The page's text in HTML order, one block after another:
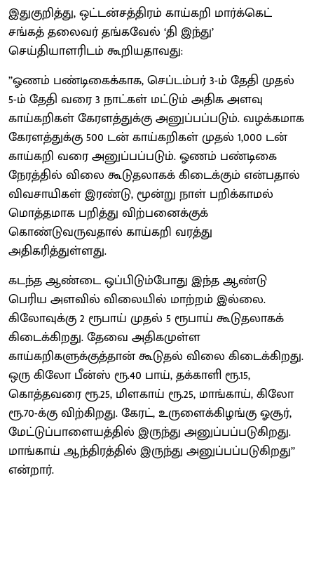
இதுகுறித்து, ஒட்டன்சத்திரம் காய்கறி மார்க்கெட்
சங்கத் தலைவர் தங்கவேல் ‘தி இந்து’
செய்தியாளரிடம் கூறியதாவது:
’’ஓணம் பண்டிகைக்காக, செப்டம்பர் 3-ம் தேதி முதல்
5-ம் தேதி வரை 3 நாட்கள் மட்டும் அதிக அளவு
காய்கறிகள் கேரளத்துக்கு அனுப்பப்படும். வழக்கமாக
கேரளத்துக்கு 500 டன் காய்கறிகள் முதல் 1,000 டன்
காய்கறி வரை அனுப்பப்படும். ஓணம் பண்டிகை
நேரத்தில் விலை கூடுதலாகக் கிடைக்கும் என்பதால்
விவசாயிகள் இரண்டு, மூன்று நாள் பறிக்காமல்
மொத்தமாக பறித்து விற்பனைக்குக்
கொண்டுவருவதால் காய்கறி வரத்து
அதிகரித்துள்ளது.
கடந்த ஆண்டை ஒப்பிடும்போது இந்த ஆண்டு
பெரிய அளவில் விலையில் மாற்றம் இல்லை.
கிலோவுக்கு 2 ரூபாய் முதல் 5 ரூபாய் கூடுதலாகக்
கிடைக்கிறது. தேவை அதிகமுள்ள
காய்கறிகளுக்குத்தான் கூடுதல் விலை கிடைக்கிறது.
ஒரு கிலோ பீன்ஸ் ரூ.40 பாய், தக்காளி ரூ.15,
கொத்தவரை ரூ.25, மிளகாய் ரூ.25, மாங்காய், கிலோ
ரூ.70-க்கு விற்கிறது. கேரட், உருளைக்கிழங்கு ஓசூர்,
மேட்டுப்பாளையத்தில் இருந்து அனுப்பப்படுகிறது.
மாங்காய் ஆந்திரத்தில் இருந்து அனுப்பப்படுகிறது’’
என்றார்.